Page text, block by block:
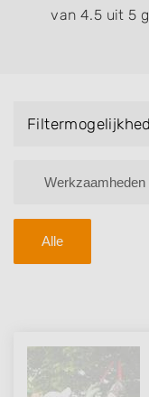
van 4.5 uit 5
Alle